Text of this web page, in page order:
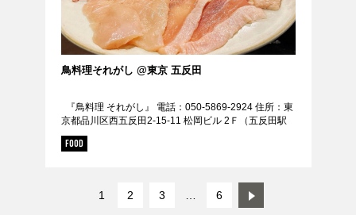
鳥料理それがし @東京 五反田
『鳥料理 それがし』 電話：050-5869-2924 住所：東
京都品川区西五反田2-15-11 松岡ビル 2Ｆ（五反田駅
徒歩5分） 定休日：日曜日・年末年始・不定休 URL：
https:...
FOOD
1 2 3 6